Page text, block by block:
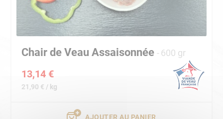
Chair de Veau Assaisonnée 600 gr
13,14 €
21,90 € / kg
AJOUTER AU PANIER